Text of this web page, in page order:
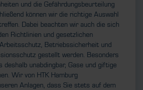
und die Gefährdungsbeurteilung
können wir die richtige Auswahl
Dabei beachten wir auch die sich
Richtlinien und gesetzlichen
Betriebssicherheit und
gestellt werden. Besonders
deshalb unabdingbar, Gase und giftige
Wir von HTK Hamburg
Anlagen, dass Sie stets auf dem